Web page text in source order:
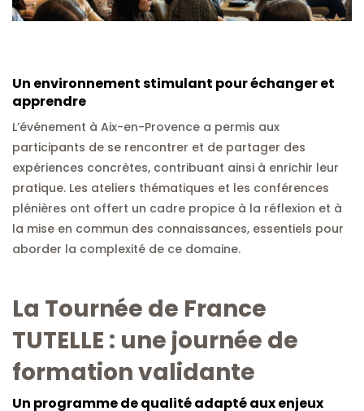
Un environnement stimulant pour échanger et
apprendre
L’événement à Aix-en-Provence a permis aux
participants de se rencontrer et de partager des
expériences concrètes, contribuant ainsi à enrichir leur
pratique. Les ateliers thématiques et les conférences
plénières ont offert un cadre propice à la réflexion et à
la mise en commun des connaissances, essentiels pour
aborder la complexité de ce domaine.
La Tournée de France
TUTELLE : une journée de
formation validante
Un programme de qualité adapté aux enjeux